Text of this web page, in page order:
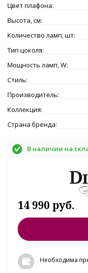
Цвет плафона:
Высота, см:
Количество ламп, шт:
Тип цоколя:
Мощность ламп, W:
Стиль:
Производитель:
Коллекция:
Страна бренда:
В наличии на
14 990 руб.
Необходима